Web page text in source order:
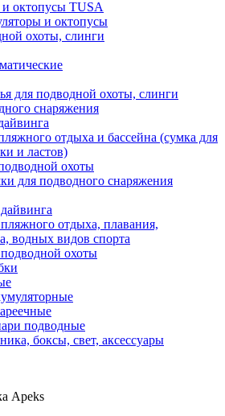
и октопусы TUSA
и октопусы
охоты, слинги
для подводной охоты, слинги
снаряжения
отдыха и бассейна (сумка для
и ластов)
охоты
для подводного снаряжения
отдыха, плавания,
водных видов спорта
охоты
подводные
боксы, свет, аксессуары
Apeks